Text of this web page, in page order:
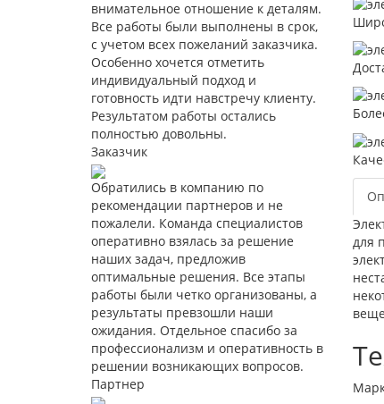
внимательное отношение к деталям.
Все работы были выполнены в срок,
с учетом всех пожеланий заказчика.
Особенно хочется отметить
индивидуальный подход и
готовность идти навстречу клиенту.
Результатом работы остались
полностью довольны.
Заказчик
Обратились в компанию по
рекомендации партнеров и не
пожалели. Команда специалистов
оперативно взялась за решение
наших задач, предложив
оптимальные решения. Все этапы
работы были четко организованы, а
результаты превзошли наши
ожидания. Отдельное спасибо за
профессионализм и оперативность в
решении возникающих вопросов.
Партнер
для